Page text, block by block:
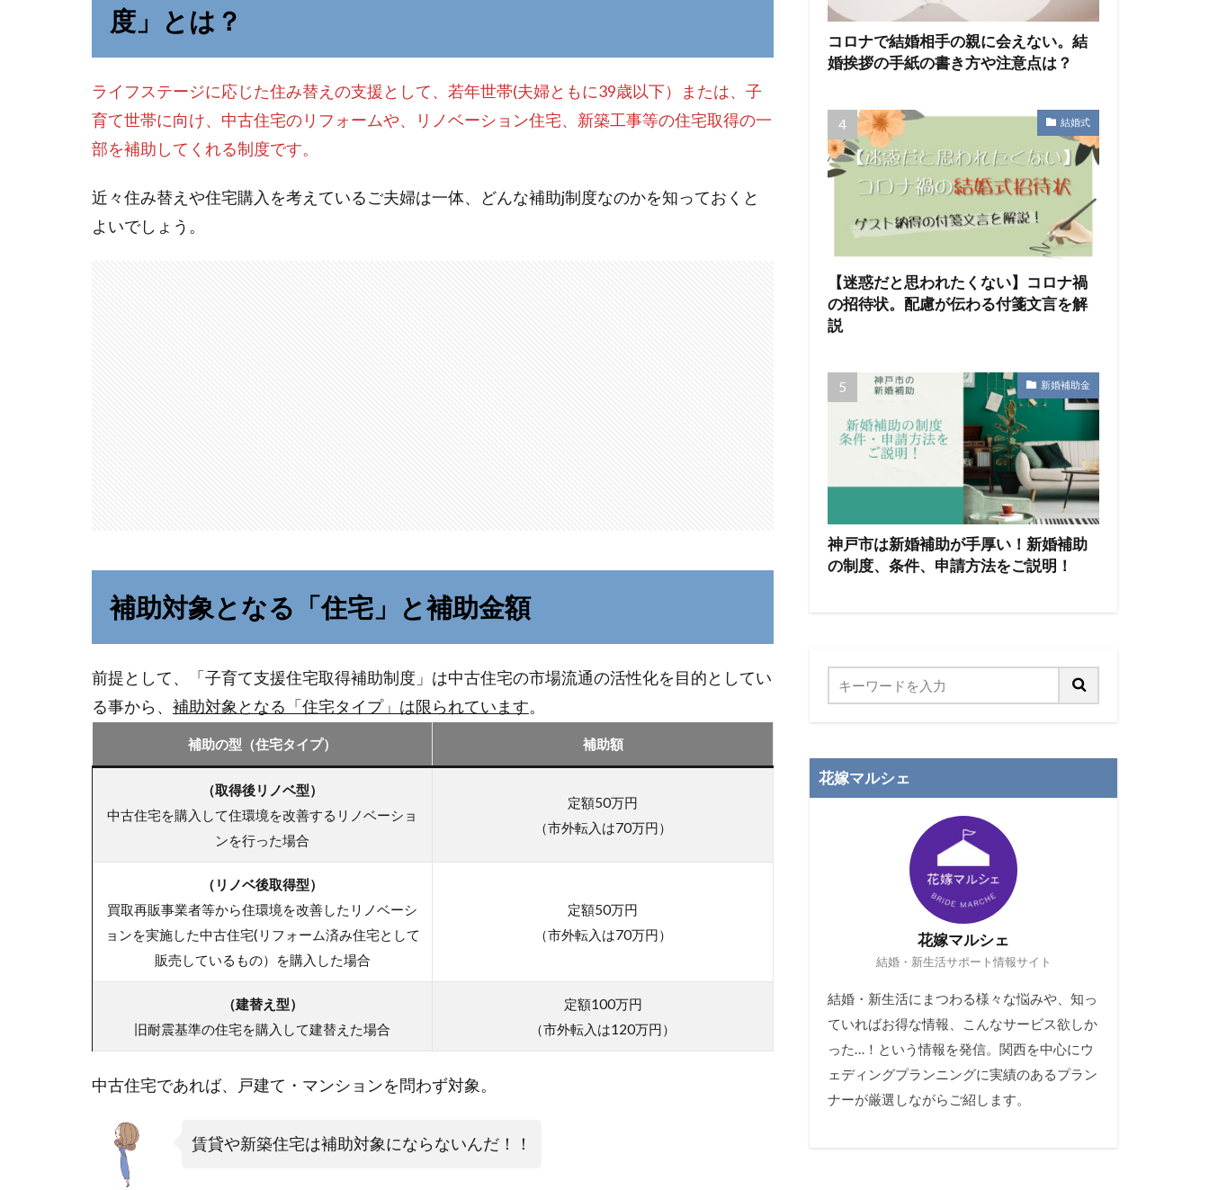
度」とは？
ライフステージに応じた住み替えの支援として、若年世帯(夫婦ともに39歳以下）または、子
育て世帯に向け、中古住宅のリフォームや、リノベーション住宅、新築工事等の住宅取得の一
部を補助してくれる制度です。
近々住み替えや住宅購入を考えているご夫婦は一体、どんな補助j制度なのかを知っておくと
よいでしょう。
補助対象となる「住宅」と補助金額
前提として、「子育て支援住宅取得補助制度」は中古住宅の市場流通の活性化を目的としてい
る事から、 補助対象となる「住宅タイプ」は限られています。
補助の型（住宅タイプ） 補助額
（取得後リノベ型）
中古住宅を購入して住環境を改善するリノベーショ
ンを行った場合
定額50万円
（市外転入は70万円）
（リノベ後取得型）
買取再販事業者等から住環境を改善したリノベーシ
ョンを実施した中古住宅(リフォーム済み住宅として
販売しているもの）を購入した場合
定額50万円
（市外転入は70万円）
（建替え型）
旧耐震基準の住宅を購入して建替えた場合
定額100万円
（市外転入は120万円）
中古住宅であれば、戸建て・マンションを問わず対象。
賃貸や新築住宅は補助対象にならないんだ！！
コロナで結婚相手の親に会えない。結
婚挨拶の手紙の書き方や注意点は？
結婚式
【迷惑だと思われたくない】コロナ禍
の招待状。配慮が伝わる付箋文言を解
説
新婚補助金
神戸市は新婚補助が手厚い！新婚補助
の制度、条件、申請方法をご説明！
花嫁マルシェ
花嫁マルシェ
結婚・新生活サポート情報サイト
結婚・新生活にまつわる様々な悩みや、知っ
ていればお得な情報、こんなサービス欲しか
った…！という情報を発信。関西を中心にウ
ェディングプランニングに実績のあるプラン
ナーが厳選しながらご紹します。